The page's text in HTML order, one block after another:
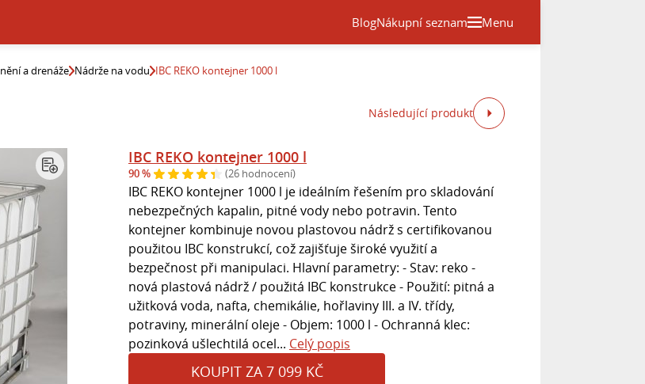
BlogNákupní seznam Menu
a drenáže Nádrže na vodu IBC REKO kontejner 1000 l
Následující produkt
IBC REKO kontejner 1000 l
90 % (26 hodnocení)
IBC REKO kontejner 1000 l je ideálním řešením pro skladování
nebezpečných kapalin, pitné vody nebo potravin. Tento
kontejner kombinuje novou plastovou nádrž s certifikovanou
použitou IBC konstrukcí, což zajišťuje široké využití a
bezpečnost při manipulaci. Hlavní parametry: - Stav: reko -
nová plastová nádrž / použitá IBC konstrukce - Použití: pitná a
užitková voda, nafta, chemikálie, hořlaviny III. a IV. třídy,
potraviny, minerální oleje - Objem: 1000 l - Ochranná klec:
pozinková ušlechtilá ocel... Celý popis
KOUPIT ZA 7 099 KČ